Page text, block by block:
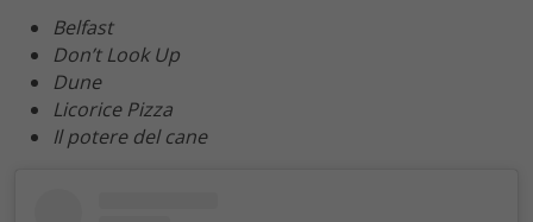
Belfast
Don’t Look Up
Dune
Licorice Pizza
Il potere del cane